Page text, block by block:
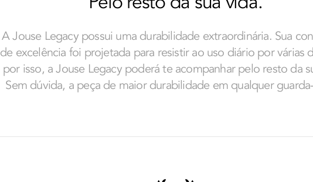
A Jouse Legacy possui uma durabilidade extraordinária. Sua
de excelência foi projetada para resistir ao uso diário por várias
por isso, a Jouse Legacy poderá te acompanhar pelo resto da
Sem dúvida, a peça de maior durabilidade em qualquer